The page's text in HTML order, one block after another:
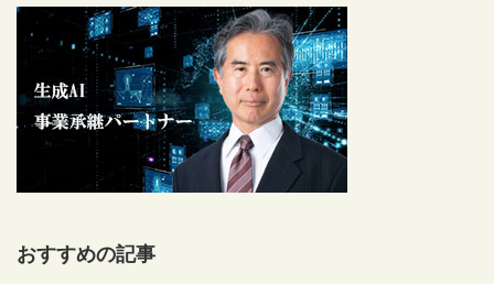
おすすめの記事